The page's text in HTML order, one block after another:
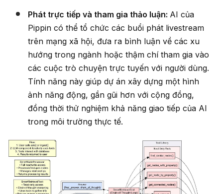
Phát trực tiếp và tham gia thảo luận: AI của
Pippin có thể tổ chức các buổi phát livestream
trên mạng xã hội, đưa ra bình luận về các xu
hướng trong ngành hoặc thậm chí tham gia vào
các cuộc trò chuyện trực tuyến với người dùng.
Tính năng này giúp dự án xây dựng một hình
ảnh năng động, gần gũi hơn với cộng đồng,
đồng thời thử nghiệm khả năng giao tiếp của AI
trong môi trường thực tế.